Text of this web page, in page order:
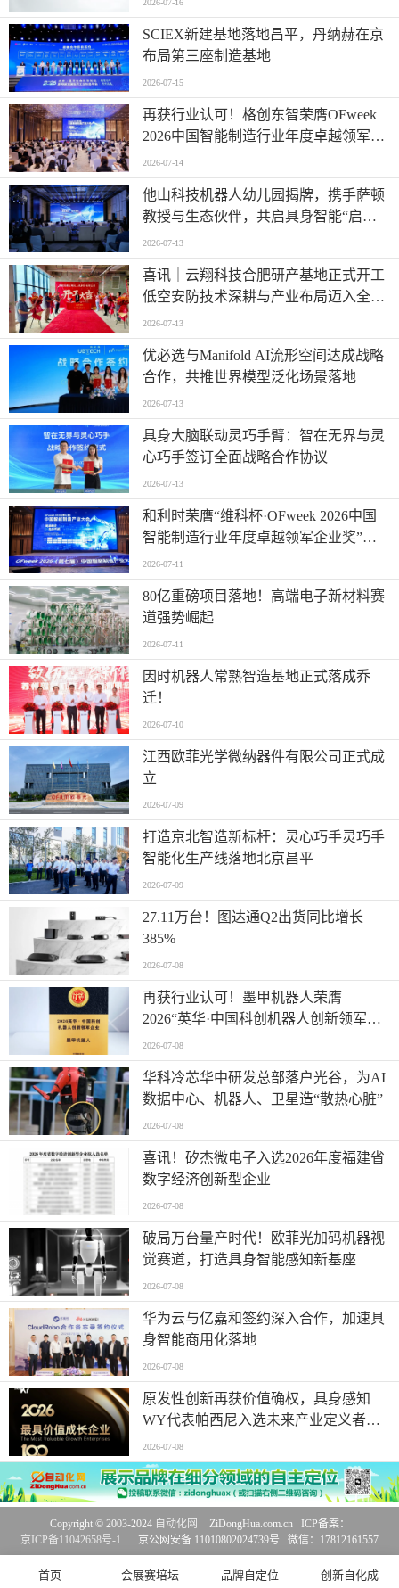
2026-07-16
SCIEX新建基地落地昌平，丹纳赫在京
布局第三座制造基地
2026-07-15
再获行业认可！格创东智荣膺OFweek
2026中国智能制造行业年度卓越领军企
业奖
2026-07-14
他山科技机器人幼儿园揭牌，携手萨顿
教授与生态伙伴，共启具身智能“启蒙
时代”
2026-07-13
喜讯｜云翔科技合肥研产基地正式开工
低空安防技术深耕与产业布局迈入全新
阶段
2026-07-13
优必选与Manifold AI流形空间达成战略
合作，共推世界模型泛化场景落地
2026-07-13
具身大脑联动灵巧手臂：智在无界与灵
心巧手签订全面战略合作协议
2026-07-13
和利时荣膺“维科杯·OFweek 2026中国
智能制造行业年度卓越领军企业奖”，
以自主创新实力引领智造新浪潮
2026-07-11
80亿重磅项目落地！高端电子新材料赛
道强势崛起
2026-07-11
因时机器人常熟智造基地正式落成乔
迁！
2026-07-10
江西欧菲光学微纳器件有限公司正式成
立
2026-07-09
打造京北智造新标杆：灵心巧手灵巧手
智能化生产线落地北京昌平
2026-07-09
27.11万台！图达通Q2出货同比增长
385%
2026-07-08
再获行业认可！墨甲机器人荣膺
2026“英华·中国科创机器人创新领军企
业”全产业链智能出海标杆
2026-07-08
华科冷芯华中研发总部落户光谷，为AI
数据中心、机器人、卫星造“散热心脏”
2026-07-08
喜讯！矽杰微电子入选2026年度福建省
数字经济创新型企业
2026-07-08
破局万台量产时代！欧菲光加码机器视
觉赛道，打造具身智能感知新基座
2026-07-08
华为云与亿嘉和签约深入合作，加速具
身智能商用化落地
2026-07-08
原发性创新再获价值确权，具身感知
WY代表帕西尼入选未来产业定义者榜
单
2026-07-08
首页 会展赛培坛 品牌自定位 创新自化成
Copyright © 2003-2024 自动化网
ZiDongHua.com.cn ICP备案：
京ICP备11042658号-1
京公网安备 11010802024739号 微信：17812161557